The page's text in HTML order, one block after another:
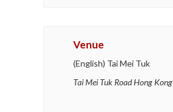
Venue
(English) Tai Mei Tuk
Tai Mei Tuk RoadHong Kong